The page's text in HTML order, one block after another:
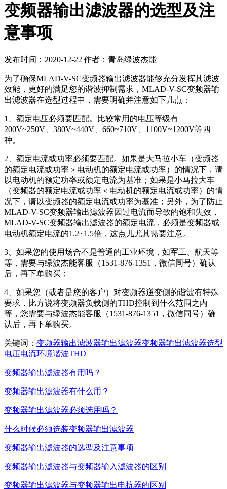
变频器输出滤波器的选型及注
意事项
发布时间：2020-12-22|作者：青岛绿波杰能
为了确保MLAD-V-SC变频器输出滤波器能够充分发挥其滤波
效能，更好的满足您的谐波抑制需求，MLAD-V-SC变频器输
出滤波器在选型过程中，需要明确并注意如下几点：
1、额定电压必须要匹配。比较常用的电压等级有
200V~250V、380V~440V、660~710V、1100V~1200V等四
种。
2、额定电流或功率必须要匹配。如果是大马拉小车（变频器
的额定电流或功率＞电动机的额定电流或功率）的情况下，请
以电动机的额定功率或额定电流为基准；如果是小马拉大车
（变频器的额定电流或功率＜电动机的额定电流或功率）的情
况下，请以变频器的额定电流或功率为基准；另外，为了防止
MLAD-V-SC变频器输出滤波器因过电流而导致的饱和失效，
MLAD-V-SC变频器输出滤波器的额定电流，必须是变频器或
电动机额定电流的1.2~1.5倍，这点儿尤其需要注意。
3、如果您的使用场合不是普通的工业环境，如军工、航天等
等，需要与绿波杰能客服（1531-876-1351，微信同号）确认
后，再下单购买；
4、如果您（或者是您的客户）对变频器逆变侧的谐波有特殊
要求，比方说将变频器负载侧的THD控制到什么范围之内
等，您需要与绿波杰能客服（1531-876-1351，微信同号）确
认后，再下单购买。
关键词： 变频器输出滤波器输出滤波器变频器输出滤波器选型
电压电流环境谐波THD
变频器输出滤波器有用吗？
变频器输出滤波器有什么用？
变频器输出滤波器必须选用吗？
什么时候必须选装变频器输出滤波器
变频器输出滤波器的选型及注意事项
变频器输出滤波器与变频器输入滤波器的区别
变频器输出滤波器与变频器输出电抗器的区别